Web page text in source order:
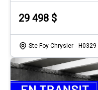
29 498 $
Ste-Foy Chrysler - H0329